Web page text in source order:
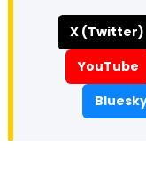
X (Twitter)
YouTube